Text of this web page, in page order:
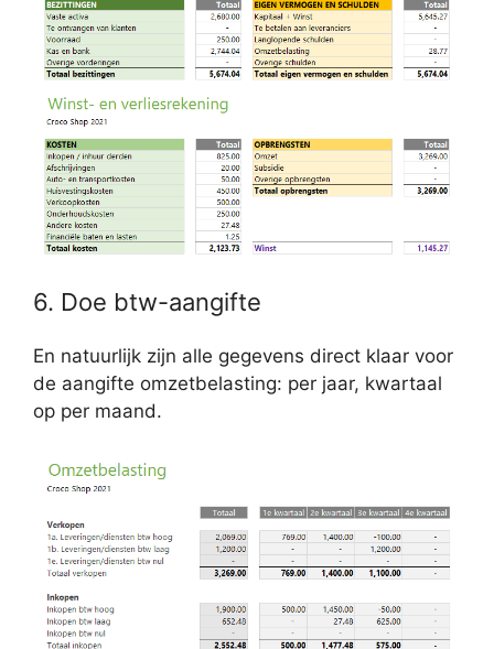
6. Doe btw-aangifte
En natuurlijk zijn alle gegevens direct klaar voor
de aangifte omzetbelasting: per jaar, kwartaal
op per maand.